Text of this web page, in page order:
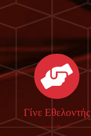
Γίνε Εθελοντής